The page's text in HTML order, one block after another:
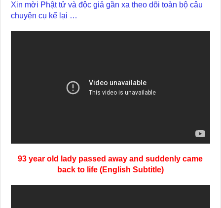
Xin mời Phật tử và độc giả gần xa theo dõi toàn bộ câu
chuyện cụ kể lại …
93 year old lady passed away and suddenly came
back to life (English Subtitle)